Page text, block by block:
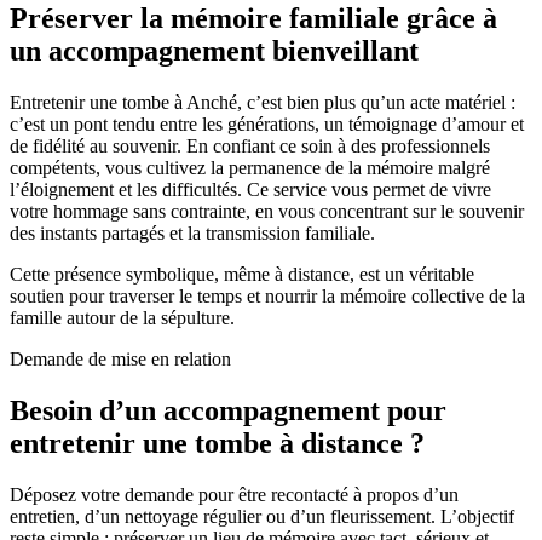
Préserver la mémoire familiale grâce à
un accompagnement bienveillant
Entretenir une tombe à Anché, c’est bien plus qu’un acte matériel :
c’est un pont tendu entre les générations, un témoignage d’amour et
de fidélité au souvenir. En confiant ce soin à des professionnels
compétents, vous cultivez la permanence de la mémoire malgré
l’éloignement et les difficultés. Ce service vous permet de vivre
votre hommage sans contrainte, en vous concentrant sur le souvenir
des instants partagés et la transmission familiale.
Cette présence symbolique, même à distance, est un véritable
soutien pour traverser le temps et nourrir la mémoire collective de la
famille autour de la sépulture.
Demande de mise en relation
Besoin d’un accompagnement pour
entretenir une tombe à distance ?
Déposez votre demande pour être recontacté à propos d’un
entretien, d’un nettoyage régulier ou d’un fleurissement. L’objectif